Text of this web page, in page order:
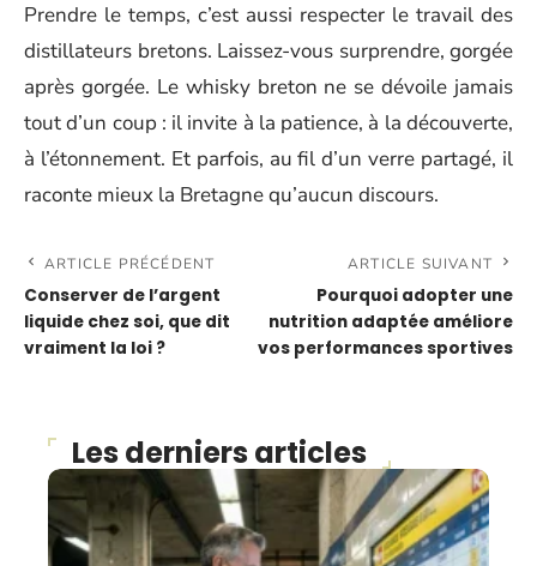
Prendre le temps, c’est aussi respecter le travail des
distillateurs bretons. Laissez-vous surprendre, gorgée
après gorgée. Le whisky breton ne se dévoile jamais
tout d’un coup : il invite à la patience, à la découverte,
à l’étonnement. Et parfois, au fil d’un verre partagé, il
raconte mieux la Bretagne qu’aucun discours.
ARTICLE PRÉCÉDENT
Conserver de l’argent
liquide chez soi, que dit
vraiment la loi ?
ARTICLE SUIVANT
Pourquoi adopter une
nutrition adaptée améliore
vos performances sportives
Les derniers articles